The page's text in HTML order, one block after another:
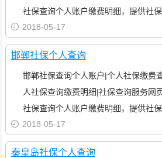
社保查询个人账户缴费明细，提供社
2018-05-17
邯郸社保个人查询
邯郸社保查询个人账户|个人社保缴费
人社保查询缴费明细|社保查询服务网
社保查询个人账户缴费明细，提供社
2018-05-17
秦皇岛社保个人查询